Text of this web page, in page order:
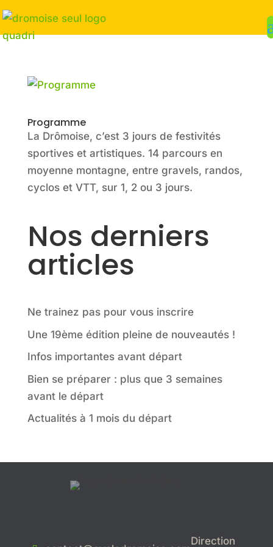
Programme
La Drômoise, c’est 3 jours de festivités
sportives et artistiques. 14 parcours en
moyenne montagne, entre gravels, randos,
cyclos et VTT, sur 1, 2 ou 3 jours.
Nos derniers
articles
Ne trainez pas pour vous inscrire
Une 19ème édition pleine de nouveautés !
Infos importantes avant départ
Bien se préparer : plus que 3 semaines
avant le départ
Actualités à 1 mois du départ
Direction